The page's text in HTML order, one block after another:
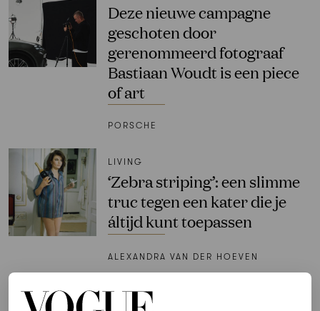
Deze nieuwe campagne
geschoten door
gerenommeerd fotograaf
Bastiaan Woudt is een piece
of art
PORSCHE
LIVING
‘Zebra striping’: een slimme
truc tegen een kater die je
áltijd kunt toepassen
ALEXANDRA VAN DER HOEVEN